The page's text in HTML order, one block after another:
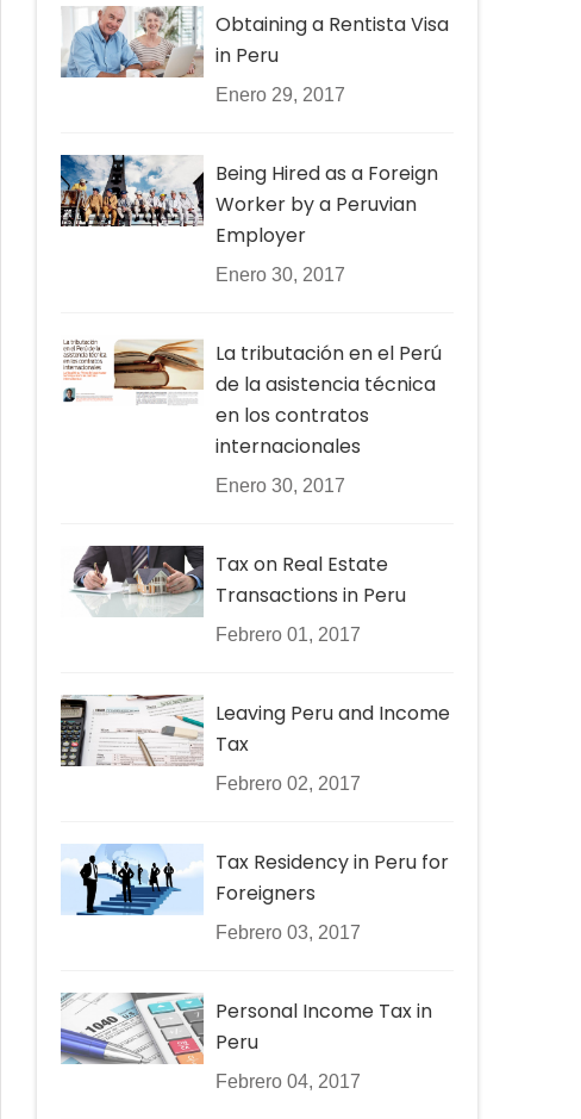
Obtaining a Rentista Visa
in Peru
Enero 29, 2017
Being Hired as a Foreign
Worker by a Peruvian
Employer
Enero 30, 2017
La tributación en el Perú
de la asistencia técnica
en los contratos
internacionales
Enero 30, 2017
Tax on Real Estate
Transactions in Peru
Febrero 01, 2017
Leaving Peru and Income
Tax
Febrero 02, 2017
Tax Residency in Peru for
Foreigners
Febrero 03, 2017
Personal Income Tax in
Peru
Febrero 04, 2017